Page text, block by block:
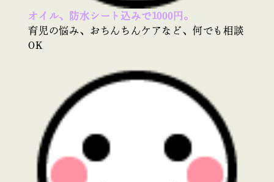
オイル、防水シート込みで1000円。
育児の悩み、おちんちんケアなど、何でも相談
OK